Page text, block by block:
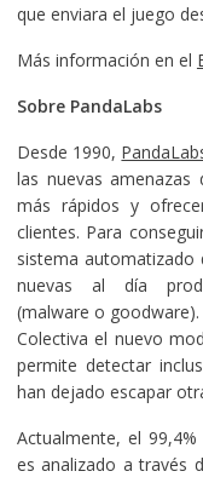
que enviara el juego
Más información en el
Sobre PandaLabs
Desde 1990,
las nuevas
más rápidos y
clientes. Para
sistema automatizado
nuevas al día
(malware o
Colectiva el nuevo
permite detectar
han dejado escapar
Actualmente, el
es analizado a través